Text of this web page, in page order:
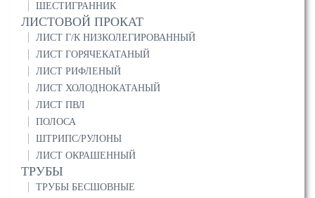
ШЕСТИГРАННИК
ЛИСТОВОЙ ПРОКАТ
ЛИСТ Г/К НИЗКОЛЕГИРОВАННЫЙ
ЛИСТ ГОРЯЧЕКАТАНЫЙ
ЛИСТ РИФЛЕНЫЙ
ЛИСТ ХОЛОДНОКАТАНЫЙ
ЛИСТ ПВЛ
ПОЛОСА
ШТРИПС/РУЛОНЫ
ЛИСТ ОКРАШЕННЫЙ
ТРУБЫ
ТРУБЫ БЕСШОВНЫЕ